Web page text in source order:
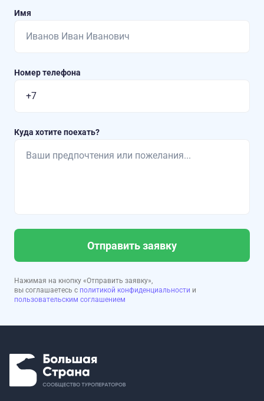
Имя
Номер телефона
Куда хотите поехать?
Отправить заявку
Нажимая на кнопку «Отправить заявку»,
вы соглашаетесь с политикой конфиденциальности и
пользовательским соглашением